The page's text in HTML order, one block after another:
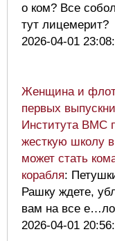
о ком? Все
тут лицемерит?
2026-04-01
Женщина и
первых
Института ВМС
жесткую школу
может стать
корабля:
Рашку ждете,
вам на все
2026-04-01